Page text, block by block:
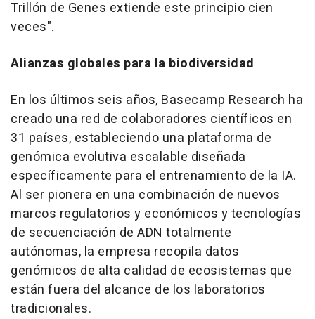
Trillón de Genes extiende este principio cien
veces".
Alianzas globales para la biodiversidad
En los últimos seis años, Basecamp Research ha
creado una red de colaboradores científicos en
31 países, estableciendo una plataforma de
genómica evolutiva escalable diseñada
específicamente para el entrenamiento de la IA.
Al ser pionera en una combinación de nuevos
marcos regulatorios y económicos y tecnologías
de secuenciación de ADN totalmente
autónomas, la empresa recopila datos
genómicos de alta calidad de ecosistemas que
están fuera del alcance de los laboratorios
tradicionales.